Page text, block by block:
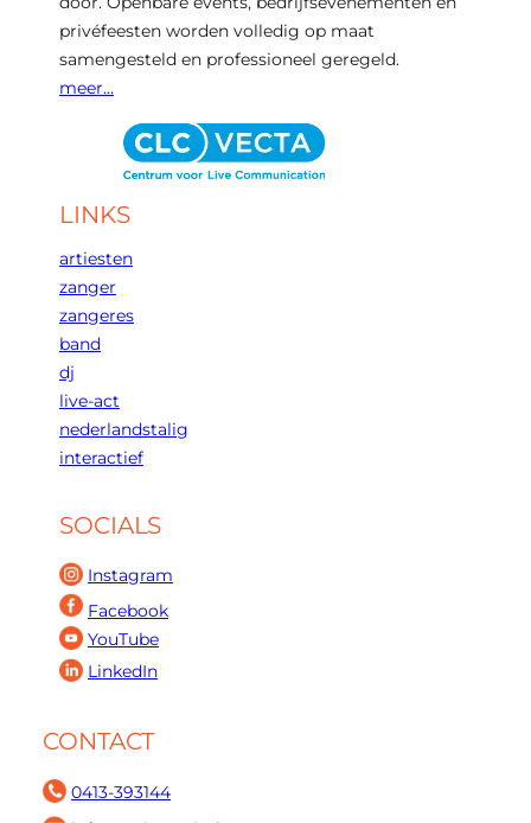
privéfeesten worden volledig op maat
samengesteld en professioneel geregeld.
meer…
LINKS
artiesten
zanger
zangeres
band
dj
live-act
nederlandstalig
interactief
SOCIALS
Instagram
Facebook
YouTube
LinkedIn
CONTACT
0413-393144